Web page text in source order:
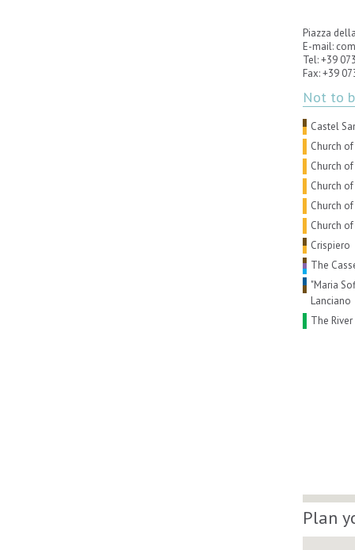
Piazza
E-mail:
Tel: +39
Fax: +39
Not to
Castel
Church
Church
Church
Church
Church
Crispiero
The
"Maria
Lanciano
The River
Plan